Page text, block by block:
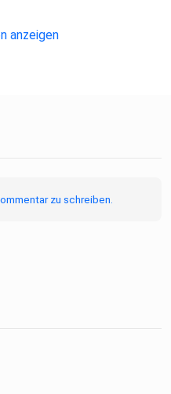
anzeigen
zu schreiben.